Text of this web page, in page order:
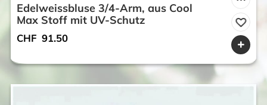
Edelweissbluse 3/4-Arm, aus Cool
Max Stoff mit UV-Schutz
CHF 91.50